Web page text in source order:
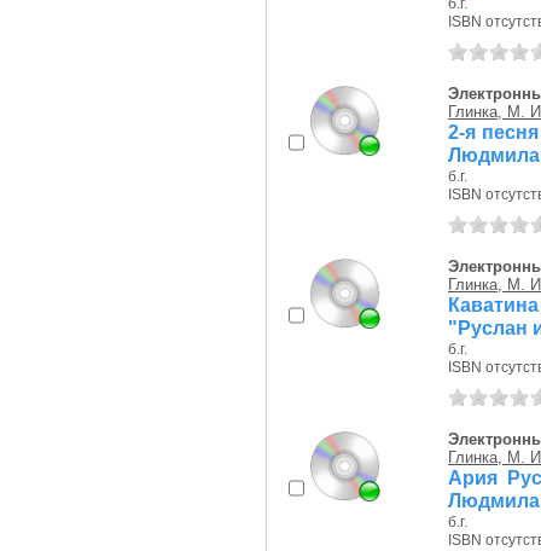
б.г.
ISBN
Глинка, М.
2-я
б.г.
ISBN
Глинка, М.
"Руслан
б.г.
ISBN
Глинка, М.
Ария
б.г.
ISBN